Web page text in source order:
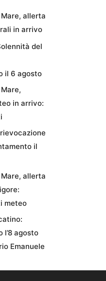
allerta
in arrivo
del
il 6 agosto
in arrivo:
il
allerta
meteo
l’8 agosto
Emanuele